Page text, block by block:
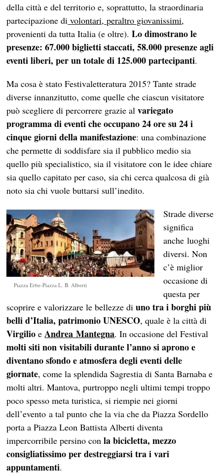
della città e del territorio e, soprattutto, la straordinaria
partecipazione di volontari, peraltro giovanissimi,
provenienti da tutta Italia (e oltre).Lo dimostrano le
presenze: 67.000 biglietti staccati, 58.000 presenze agli
eventi liberi, per un totale di 125.000 partecipanti.
Ma cosa è stato Festivaletteratura 2015? Tante strade
diverse innanzitutto, come quelle che ciascun visitatore
può scegliere di percorrere grazie alvariegato
programma di eventi che occupano 24 ore su 24 i
cinque giorni della manifestazione: una combinazione
che permette di soddisfare sia il pubblico medio sia
quello più specialistico, sia il visitatore con le idee chiare
sia quello capitato per caso, sia chi cerca qualcosa di già
noto sia chi vuole buttarsi sull’inedito.
Piazza Erbe-Piazza L. B. Alberti
Strade diverse
significa
anche luoghi
diversi. Non
c’è miglior
occasione di
questa per
scoprire e valorizzare le bellezze di uno tra i borghi più
belli d’Italia, patrimonio UNESCO, quale è la città di
Virgilio eAndrea Mantegna. In occasione del Festival
molti siti non visitabili durante l’anno si aprono e
diventano sfondo e atmosfera degli eventi delle
giornate, come la splendida Sagrestia di Santa Barnaba e
molti altri. Mantova, purtroppo negli ultimi tempi troppo
poco spesso meta turistica, si riempie nei giorni
dell’evento a tal punto che la via che da Piazza Sordello
porta a Piazza Leon Battista Alberti diventa
impercorribile persino conla bicicletta, mezzo
consigliatissimo per destreggiarsi tra i vari
appuntamenti.